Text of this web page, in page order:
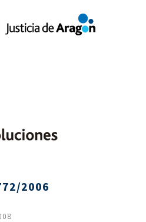
2006